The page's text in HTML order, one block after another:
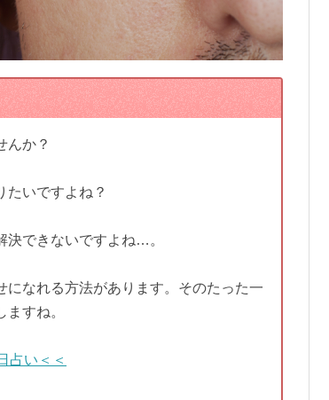
んか？
たいですよね？
決できないですよね…。
なれる方法があります。そのたった一
すね。
占い＜＜